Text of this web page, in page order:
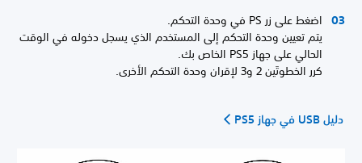
اضغط على زر PS في وحدة التحكم.
يتم تعيين وحدة التحكم إلى المستخدم الذي يسجل دخوله في الوقت
الحالي على جهاز PS5 الخاص بك.
كرر الخطوتَين 2 و3 لإقران وحدة التحكم الأخرى.
دليل USB في جهاز PS5